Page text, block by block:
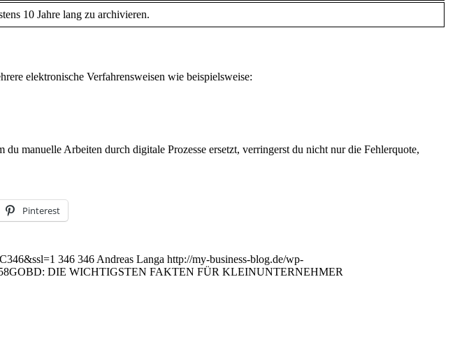
10 Jahre lang zu archivieren.
elektronische Verfahrensweisen wie beispielsweise:
manuelle Arbeiten durch digitale Prozesse ersetzt, verringerst du nicht nur die Fehlerquote,
Pinterest
346 346 Andreas Langa http://my-business-blog.de/wp-
GOBD: DIE WICHTIGSTEN FAKTEN FÜR KLEINUNTERNEHMER